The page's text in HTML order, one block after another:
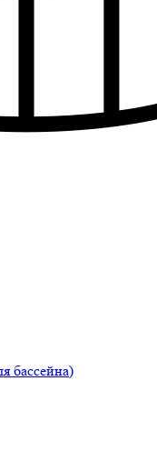
бассейна)